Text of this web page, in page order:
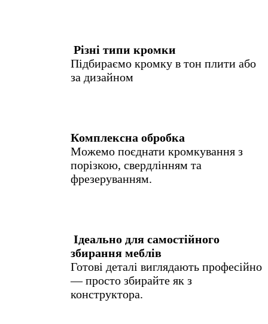
Різні типи кромки
Підбираємо кромку в тон плити або
за дизайном
Комплексна обробка
Можемо поєднати кромкування з
порізкою, свердлінням та
фрезеруванням.
Ідеально для самостійного
збирання меблів
Готові деталі виглядають професійно
— просто збирайте як з
конструктора.